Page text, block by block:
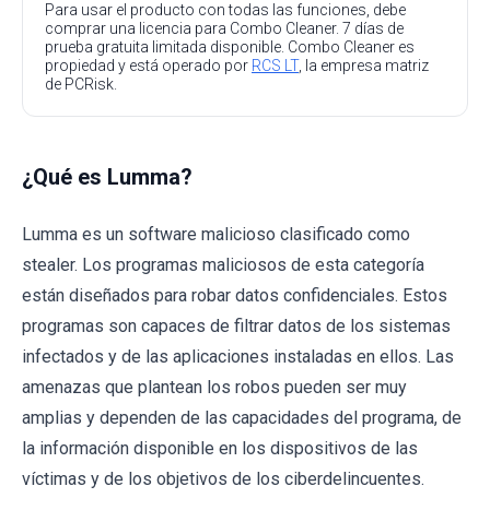
Para usar el producto con todas las funciones, debe
comprar una licencia para Combo Cleaner. 7 días de
prueba gratuita limitada disponible. Combo Cleaner es
propiedad y está operado por RCS LT, la empresa matriz
de PCRisk.
¿Qué es Lumma?
Lumma es un software malicioso clasificado como
stealer. Los programas maliciosos de esta categoría
están diseñados para robar datos confidenciales. Estos
programas son capaces de filtrar datos de los sistemas
infectados y de las aplicaciones instaladas en ellos. Las
amenazas que plantean los robos pueden ser muy
amplias y dependen de las capacidades del programa, de
la información disponible en los dispositivos de las
víctimas y de los objetivos de los ciberdelincuentes.